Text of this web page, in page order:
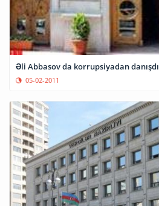
Əli Abbasov da korrupsiyadan danışdı
05-02-2011